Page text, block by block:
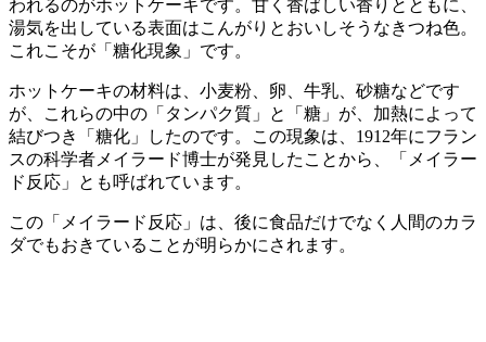
われるのがホットケーキです。甘く香ばしい香りとともに、
湯気を出している表面はこんがりとおいしそうなきつね色。
これこそが「糖化現象」です。
ホットケーキの材料は、小麦粉、卵、牛乳、砂糖などです
が、これらの中の「タンパク質」と「糖」が、加熱によって
結びつき「糖化」したのです。この現象は、1912年にフラン
スの科学者メイラード博士が発見したことから、「メイラー
ド反応」とも呼ばれています。
この「メイラード反応」は、後に食品だけでなく人間のカラ
ダでもおきていることが明らかにされます。